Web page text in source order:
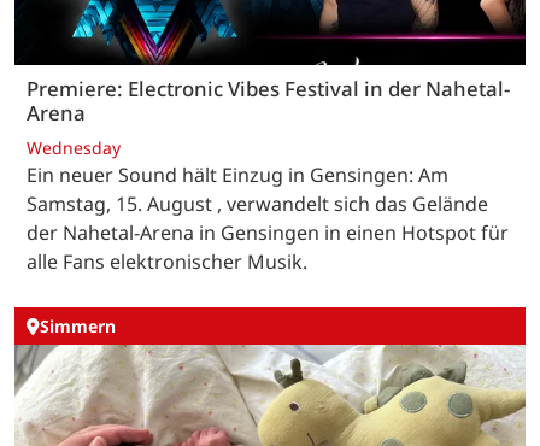
Premiere: Electronic Vibes Festival in der Nahetal-
Arena
Wednesday
Ein neuer Sound hält Einzug in Gensingen: Am
Samstag, 15. August , verwandelt sich das Gelände
der Nahetal-Arena in Gensingen in einen Hotspot für
alle Fans elektronischer Musik.
Simmern